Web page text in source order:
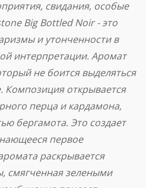
свидания, особые
Big Bottled Noir - это
и утонченности в
интерпретации. Аромат
не боится выделяться
Композиция открывается
перца и кардамона,
бергамота. Это создает
первое
раскрывается
смягченная зелеными